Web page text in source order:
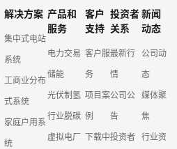
解决方案
集中式电站
系统
工商业分布
式系统
家庭户用系
统
产品和
服务
电力交易
储能
光伏制氢
行业脱碳
虚拟电厂
客户
支持
客户服
务
项目案
例
下载中
投资者
关系
最新行
情
公司公
告
投资者
新闻
动态
公司动
态
媒体聚
焦
行业资